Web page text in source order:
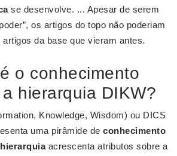
se desenvolve. ... Apesar de serem
os artigos do topo não poderiam
da base que vieram antes.
o conhecimento
hierarquia DIKW?
Knowledge, Wisdom) ou DICS
uma pirâmide deconhecimento
hierarquiaacrescenta atributos sobre a